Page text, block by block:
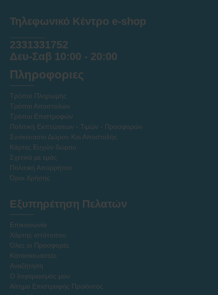
Τηλεφωνικό Κέντρο e-shop
2331331752
Δευ-Σαβ 10:00 - 20:00
Πληροφοριες
Τρόποι Πληρωμής
Τρόποι Αποστολών
Τρόποι Επιστροφών
Πολιτική Εκπτώσεων - Τιμών - Προσφορών
Συσκευασία Δώρου Και Αποστολής
Κάρτες Ευχών δώρου
Σχετικά με εμάς
Πολιτική Απορρήτου
Όροι Χρήσης
Εξυπηρέτηση Πελατών
Επικοινωνία
Χάρτης ιστότοπου
Όλες οι Προσφορές
Κατασκευαστές
Αναζήτηση
Ο λογαριασμός μου
Αίτημα Επιστροφής Προϊόντος